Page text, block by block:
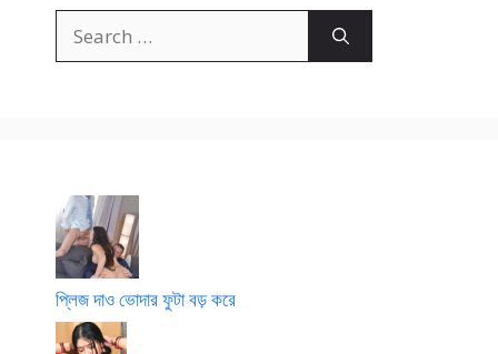
for:
প্লিজ দাও ভোদার ফুটা বড় করে